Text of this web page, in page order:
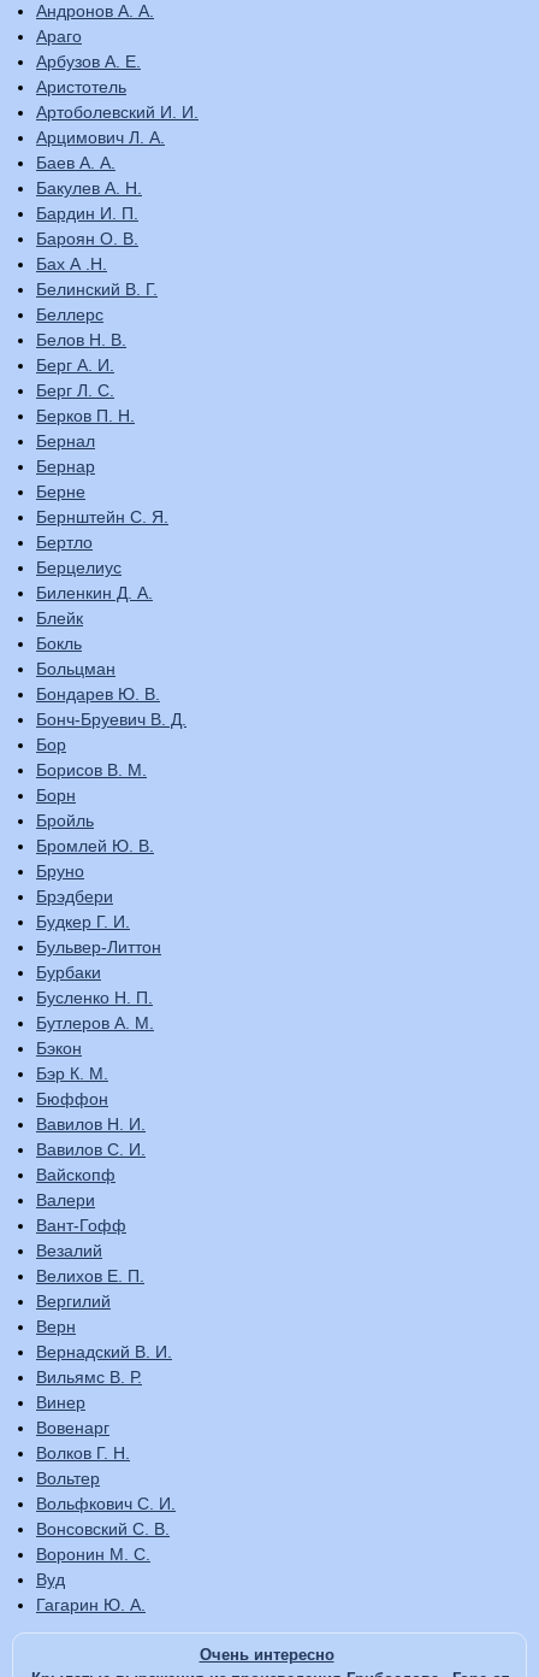
Андронов А. А.
Араго
Арбузов А. Е.
Аристотель
Артоболевский И. И.
Арцимович Л. А.
Баев А. А.
Бакулев А. Н.
Бардин И. П.
Бароян О. В.
Бах А .Н.
Белинский В. Г.
Беллерс
Белов Н. В.
Берг А. И.
Берг Л. С.
Берков П. Н.
Бернал
Бернар
Берне
Бернштейн С. Я.
Бертло
Берцелиус
Биленкин Д. А.
Блейк
Бокль
Больцман
Бондарев Ю. В.
Бонч-Бруевич В. Д.
Бор
Борисов В. М.
Борн
Бройль
Бромлей Ю. В.
Бруно
Брэдбери
Будкер Г. И.
Бульвер-Литтон
Бурбаки
Бусленко Н. П.
Бутлеров А. М.
Бэкон
Бэр К. М.
Бюффон
Вавилов Н. И.
Вавилов С. И.
Вайскопф
Валери
Вант-Гофф
Везалий
Велихов Е. П.
Вергилий
Верн
Вернадский В. И.
Вильямс В. Р.
Винер
Вовенарг
Волков Г. Н.
Вольтер
Вольфкович С. И.
Вонсовский С. В.
Воронин М. С.
Вуд
Гагарин Ю. А.
Очень интересно